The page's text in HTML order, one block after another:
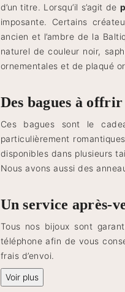
d’un titre. Lorsqu’il s’agit de
imposante. Certains
ancien et l’ambre de la
naturel de couleur noir,
ornementales et de plaqué
Des bagues à offrir
Ces bagues sont le
particulièrement
disponibles dans plusieurs
Nous avons aussi des
Un service après-
Tous nos bijoux sont
téléphone afin de vous
frais d’envoi.
Voir plus